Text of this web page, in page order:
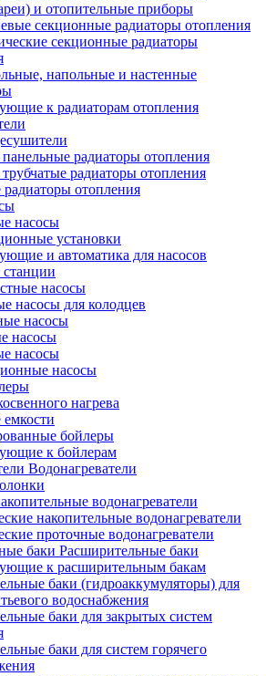
и отопительные приборы
секционные радиаторы отопления
секционные радиаторы
напольные и настенные
к радиаторам отопления
радиаторы отопления
радиаторы отопления
отопления
насосы
установки
и автоматика для насосов
насосы
насосы для колодцев
насосы
насосы
насосы
насосы
нагрева
бойлеры
к бойлерам
Водонагреватели
водонагреватели
накопительные водонагреватели
проточные водонагреватели
Расширительные баки
к расширительным бакам
баки (гидроаккумуляторы) для
водоснабжения
баки для закрытых систем
баки для систем горячего